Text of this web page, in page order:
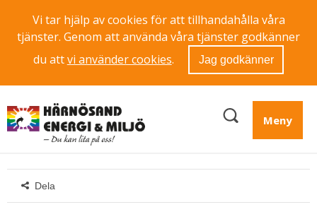
Vi tar hjälp av cookies för att tillhandahålla våra
tjänster. Genom att använda våra tjänster godkänner
du attvi använder cookies. Jag godkänner
Meny
Dela